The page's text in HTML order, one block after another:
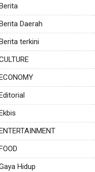
Daerah
terkini
Hidup